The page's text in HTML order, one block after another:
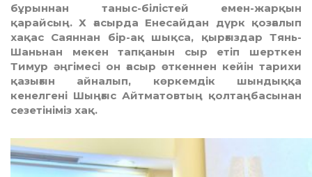
бұрыннан таныс-білістей емен-жарқын
қарайсың. Х ғасырда Енесайдан дүрк қозғалып
хақас Саяннан бір-ақ шықса, қырғыздар Тянь-
Шаньнан мекен тапқанын сыр етіп шерткен
Тимур әңгімесі он ғасыр өткеннен кейін тарихи
қазығын айналып, көркемдік шындыққа
кенелгені Шыңғыс Айтматовтың қолтаңбасынан
сезетініміз хақ.